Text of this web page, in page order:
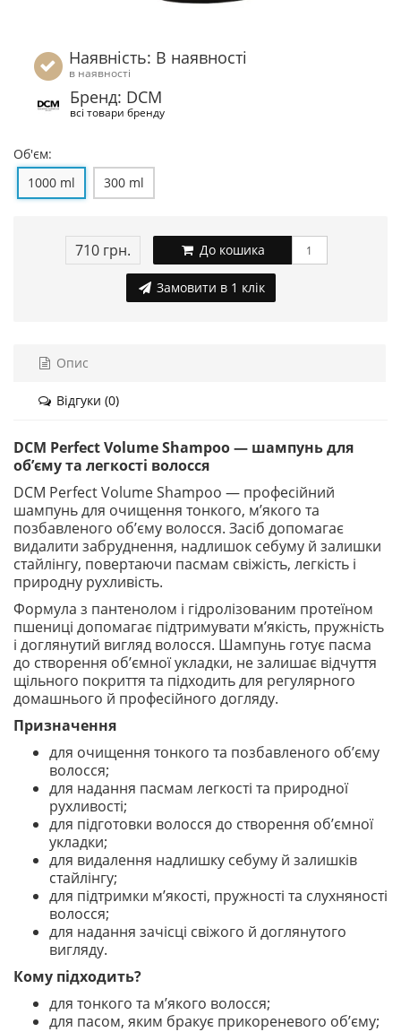
Наявність: В наявності
в наявності
Бренд: DCM
всі товари бренду
Об'єм:
1000 ml
300 ml
710 грн. До кошика
Замовити в 1 клік
Опис
Відгуки (0)
DCM Perfect Volume Shampoo — шампунь для
об’єму та легкості волосся
DCM Perfect Volume Shampoo — професійний
шампунь для очищення тонкого, м’якого та
позбавленого об’єму волосся. Засіб допомагає
видалити забруднення, надлишок себуму й залишки
стайлінгу, повертаючи пасмам свіжість, легкість і
природну рухливість.
Формула з пантенолом і гідролізованим протеїном
пшениці допомагає підтримувати м’якість, пружність
і доглянутий вигляд волосся. Шампунь готує пасма
до створення об’ємної укладки, не залишає відчуття
щільного покриття та підходить для регулярного
домашнього й професійного догляду.
Призначення
для очищення тонкого та позбавленого об’єму
волосся;
для надання пасмам легкості та природної
рухливості;
для підготовки волосся до створення об’ємної
укладки;
для видалення надлишку себуму й залишків
стайлінгу;
для підтримки м’якості, пружності та слухняності
волосся;
для надання зачісці свіжого й доглянутого
вигляду.
Кому підходить?
для тонкого та м’якого волосся;
для пасом, яким бракує прикореневого об’єму;